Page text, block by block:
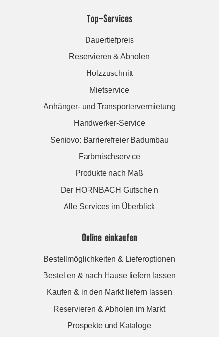
Top-Services
Dauertiefpreis
Reservieren & Abholen
Holzzuschnitt
Mietservice
Anhänger- und Transportervermietung
Handwerker-Service
Seniovo: Barrierefreier Badumbau
Farbmischservice
Produkte nach Maß
Der HORNBACH Gutschein
Alle Services im Überblick
Online einkaufen
Bestellmöglichkeiten & Lieferoptionen
Bestellen & nach Hause liefern lassen
Kaufen & in den Markt liefern lassen
Reservieren & Abholen im Markt
Prospekte und Kataloge